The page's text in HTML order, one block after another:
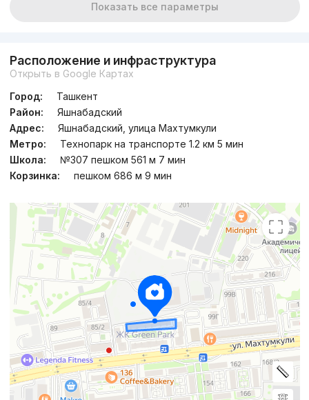
Показать все параметры
Расположение и инфраструктура
Открыть в Google Картах
Город:
Ташкент
Район:
Яшнабадский
Адрес:
Яшнабадский, улица Махтумкули
Метро:
Технопарк на транспорте 1.2 км 5 мин
Школа:
№307 пешком 561 м 7 мин
Корзинка:
пешком 686 м 9 мин